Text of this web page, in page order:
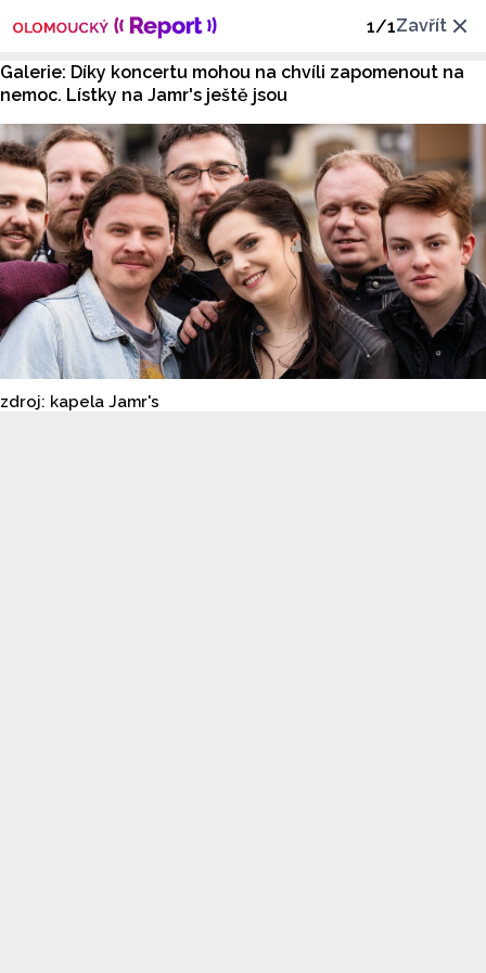
1/1Zavřít
Galerie: Díky koncertu mohou na chvíli zapomenout na
nemoc. Lístky na Jamr's ještě jsou
zdroj: kapela Jamr's